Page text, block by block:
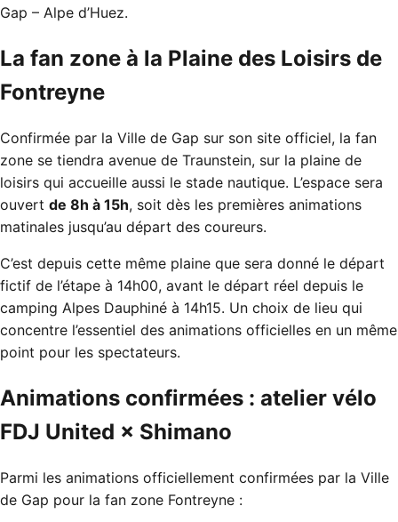
Gap – Alpe d’Huez.
La fan zone à la Plaine des Loisirs de
Fontreyne
Confirmée par la Ville de Gap sur son site officiel, la fan
zone se tiendra avenue de Traunstein, sur la plaine de
loisirs qui accueille aussi le stade nautique. L’espace sera
ouvert de 8h à 15h, soit dès les premières animations
matinales jusqu’au départ des coureurs.
C’est depuis cette même plaine que sera donné le départ
fictif de l’étape à 14h00, avant le départ réel depuis le
camping Alpes Dauphiné à 14h15. Un choix de lieu qui
concentre l’essentiel des animations officielles en un même
point pour les spectateurs.
Animations confirmées : atelier vélo
FDJ United × Shimano
Parmi les animations officiellement confirmées par la Ville
de Gap pour la fan zone Fontreyne :